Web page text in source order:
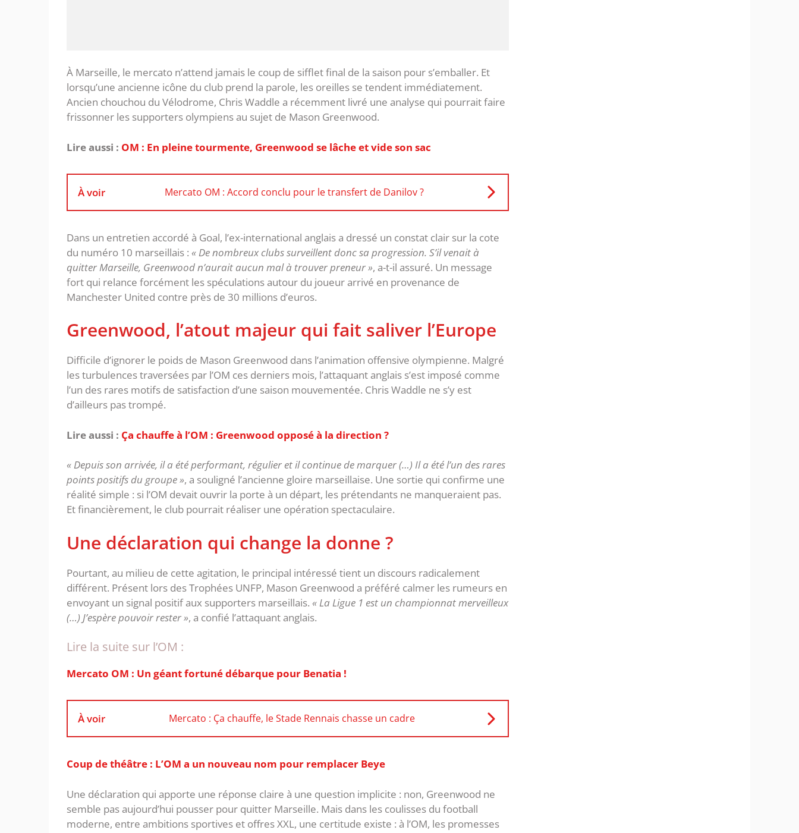
‎À Marseille, le mercato n’attend jamais le coup de sifflet final de la saison pour s’emballer. Et
lorsqu’une ancienne icône du club prend la parole, les oreilles se tendent immédiatement.
Ancien chouchou du Vélodrome, Chris Waddle a récemment livré une analyse qui pourrait faire
frissonner les supporters olympiens au sujet de Mason Greenwood.
Lire aussi : OM : En pleine tourmente, Greenwood se lâche et vide son sac
À voir Mercato OM : Accord conclu pour le transfert de Danilov ?
‎Dans un entretien accordé à Goal, l’ex-international anglais a dressé un constat clair sur la cote
du numéro 10 marseillais : « De nombreux clubs surveillent donc sa progression. S’il venait à
quitter Marseille, Greenwood n’aurait aucun mal à trouver preneur », a-t-il assuré. Un message
fort qui relance forcément les spéculations autour du joueur arrivé en provenance de
Manchester United contre près de 30 millions d’euros.
‎Greenwood, l’atout majeur qui fait saliver l’Europe
‎Difficile d’ignorer le poids de Mason Greenwood dans l’animation offensive olympienne. Malgré
les turbulences traversées par l’OM ces derniers mois, l’attaquant anglais s’est imposé comme
l’un des rares motifs de satisfaction d’une saison mouvementée. ‎Chris Waddle ne s’y est
d’ailleurs pas trompé.
Lire aussi : Ça chauffe à l’OM : Greenwood opposé à la direction ?
« Depuis son arrivée, il a été performant, régulier et il continue de marquer (…) Il a été l’un des rares
points positifs du groupe », a souligné l’ancienne gloire marseillaise. Une sortie qui confirme une
réalité simple : si l’OM devait ouvrir la porte à un départ, les prétendants ne manqueraient pas.
Et financièrement, le club pourrait réaliser une opération spectaculaire.
‎Une déclaration qui change la donne ?
‎Pourtant, au milieu de cette agitation, le principal intéressé tient un discours radicalement
différent. Présent lors des Trophées UNFP, Mason Greenwood a préféré calmer les rumeurs en
envoyant un signal positif aux supporters marseillais. ‎« La Ligue 1 est un championnat merveilleux
(…) J’espère pouvoir rester », a confié l’attaquant anglais.
Lire la suite sur l’OM :
Mercato OM : Un géant fortuné débarque pour Benatia !
À voir Mercato : Ça chauffe, le Stade Rennais chasse un cadre
Coup de théâtre : L’OM a un nouveau nom pour remplacer Beye
Une déclaration qui apporte une réponse claire à une question implicite : non, Greenwood ne
semble pas aujourd’hui pousser pour quitter Marseille. Mais dans les coulisses du football
moderne, entre ambitions sportives et offres XXL, une certitude existe : à l’OM, les promesses